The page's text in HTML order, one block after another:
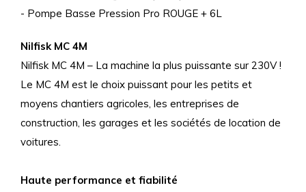
- Pompe Basse Pression Pro ROUGE + 6L
Nilfisk MC 4M
Nilfisk MC 4M – La machine la plus puissante sur 230V !
Le MC 4M est le choix puissant pour les petits et
moyens chantiers agricoles, les entreprises de
construction, les garages et les sociétés de location de
voitures.
Haute performance et fiabilité